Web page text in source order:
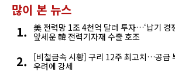
많이 본 뉴스
美 전력망 1조 4천억 달러 투자…‘납기 경
앞세운 韓 전력기자재 수출 호조
[비철금속 시황] 구리 12주 최고치…공급
우려에 강세